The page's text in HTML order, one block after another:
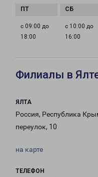
с 09:00 до
18:00
с 10:00 до
16:00
Филиалы в
ЯЛТА
Россия, Республика
переулок, 10
на карте
ТЕЛЕФОН